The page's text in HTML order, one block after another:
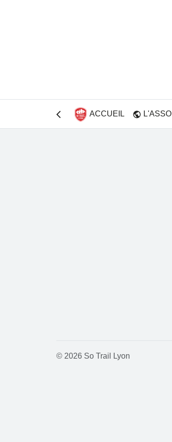
arrow_back_ios ACCUEIL public L'ASSO
© 2026 So Trail Lyon